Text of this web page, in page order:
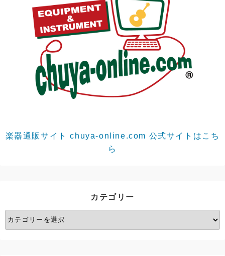
楽器通販サイト chuya-online.com 公式サイトはこち
ら
カテゴリー
カ
テ